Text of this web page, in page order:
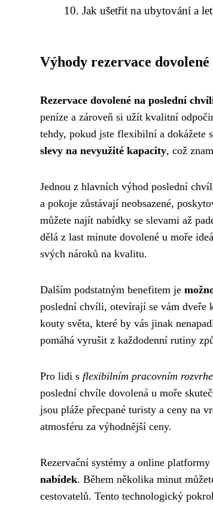
Jak ušetřit na ubytování a
Výhody rezervace
Rezervace dovolené na poslední
peníze a zároveň si užít kvalitní
tehdy, pokud jste flexibilní a dokážete
slevy na nevyužité kapacity, což
Jednou z hlavních výhod poslední
a pokoje zůstávají neobsazené,
můžete najít nabídky se slevami až
dělá z last minute dovolené u moře
svých nároků na kvalitu.
Dalším podstatným benefitem je
poslední chvíli, otevírají se vám dveře
kouty světa, které by vás jinak
pomáhá vyrušit z každodenní rutiny
Pro lidi s flexibilním pracovním
poslední chvíle dovolená u moře
jsou pláže přecpané turisty a ceny na
atmosféru za výhodnější ceny.
Rezervační systémy a online
nabídek. Během několika minut
cestovatelů. Tento technologický